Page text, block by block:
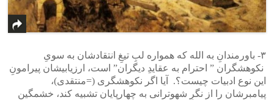
۳- باورمندانِ به الله که همواره لبِ تیغِ انتقادشان به سویِ
نکوهشگران ” احترام به عقایدِ دیگران” است، ارزیابیشان پیرامونِ
این نوع ادبیات چیست؟. آیا اگر نکوهشگری (=منتقدی)،
پیامبرشان را از نگرِ شهوترانی به چهارپایان تشبیه کند، خشمگین